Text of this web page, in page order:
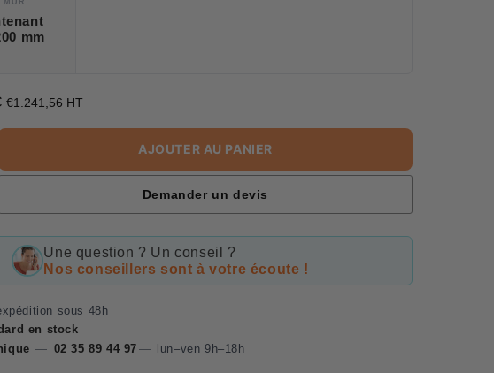
MUR
mm
€1.489,87
€1.241,56 HT
price
AJOUTER AU PANIER
Demander un devis
Une question ? Un conseil ?
Nos conseillers sont à votre écoute !
sous 48h
en stock
— 02 35 89 44 97 — lun–ven 9h–18h